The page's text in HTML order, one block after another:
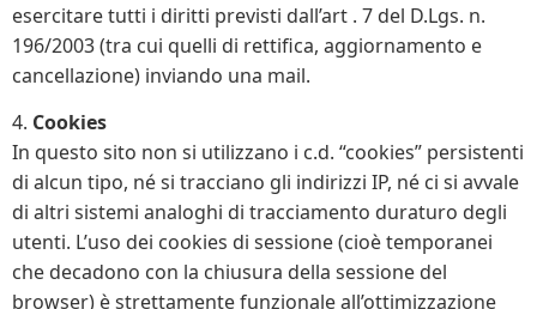
esercitare tutti i diritti previsti dall’art . 7 del D.Lgs. n.
196/2003 (tra cui quelli di rettifica, aggiornamento e
cancellazione) inviando una mail.
4. Cookies
In questo sito non si utilizzano i c.d. “cookies” persistenti
di alcun tipo, né si tracciano gli indirizzi IP, né ci si avvale
di altri sistemi analoghi di tracciamento duraturo degli
utenti. L’uso dei cookies di sessione (cioè temporanei
che decadono con la chiusura della sessione del
browser) è strettamente funzionale all’ottimizzazione